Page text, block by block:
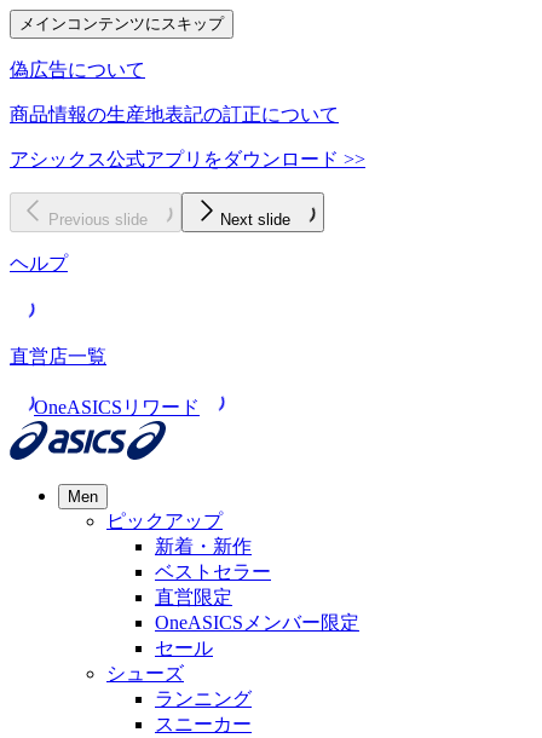
メインコンテンツにスキップ
偽広告について
商品情報の生産地表記の訂正について
アシックス公式アプリをダウンロード >>
Previous slide Next slide
ヘルプ
直営店一覧
OneASICSリワード
Men
ピックアップ
新着・新作
ベストセラー
直営限定
OneASICSメンバー限定
セール
シューズ
ランニング
スニーカー